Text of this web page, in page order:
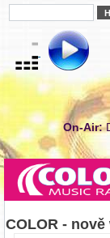
On-Air:
COLOR -